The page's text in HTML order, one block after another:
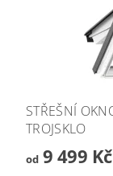
STŘEŠNÍ
TROJSKLO
od9 499 Kč